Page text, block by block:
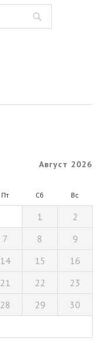
Август 2026
Пт Сб Вс
1
2
7 8
9
14 15
16
21 22
23
28 29
30